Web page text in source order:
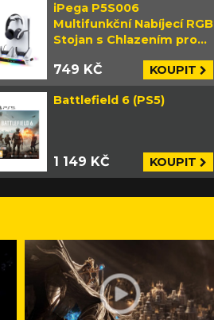
iPega P5S006
Multifunkční Nabíjecí RGB
Stojan s Chlazením pro
749 KČ KOUPIT
Battlefield 6 (PS5)
1 149 KČ KOUPIT